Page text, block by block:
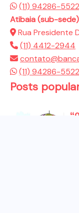
(11) 94286-5522
Atibaia (sub-sede)
Rua Presidente
(11) 4412-2944
(11) 94286-5522
Posts